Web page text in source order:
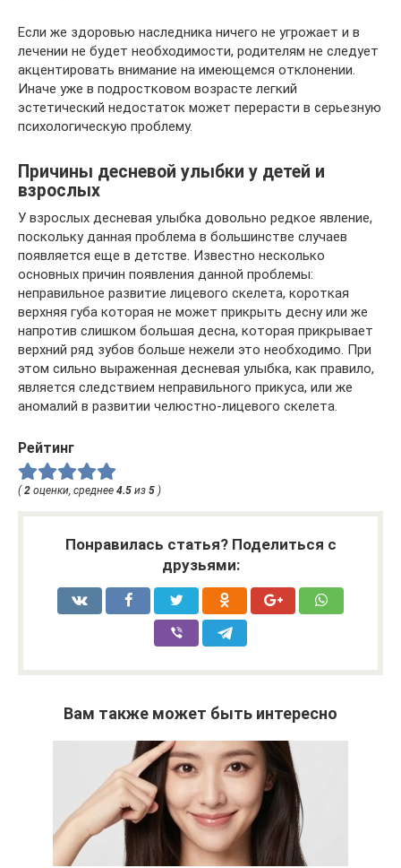
Если же здоровью наследника ничего не угрожает и в
лечении не будет необходимости, родителям не следует
акцентировать внимание на имеющемся отклонении.
Иначе уже в подростковом возрасте легкий
эстетический недостаток может перерасти в серьезную
психологическую проблему.
Причины десневой улыбки у детей и
взрослых
У взрослых десневая улыбка довольно редкое явление,
поскольку данная проблема в большинстве случаев
появляется еще в детстве. Известно несколько
основных причин появления данной проблемы:
неправильное развитие лицевого скелета, короткая
верхняя губа которая не может прикрыть десну или же
напротив слишком большая десна, которая прикрывает
верхний ряд зубов больше нежели это необходимо. При
этом сильно выраженная десневая улыбка, как правило,
является следствием неправильного прикуса, или же
аномалий в развитии челюстно-лицевого скелета.
Рейтинг
(2 оценки, среднее 4.5 из 5 )
Понравилась статья? Поделиться с
друзьями:
Вам также может быть интересно